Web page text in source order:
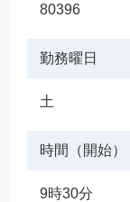
80396
勤務曜日
土
時間（開始）
9時30分